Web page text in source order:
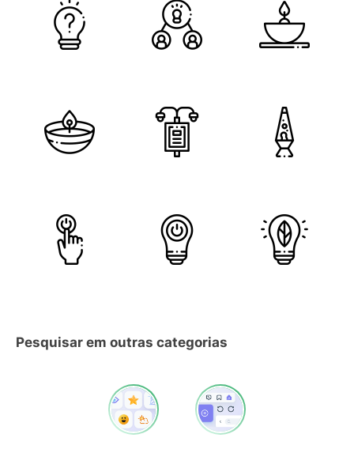
Pesquisar em outras categorias